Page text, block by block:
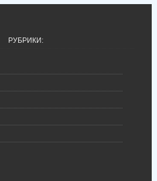
РУБРИКИ: